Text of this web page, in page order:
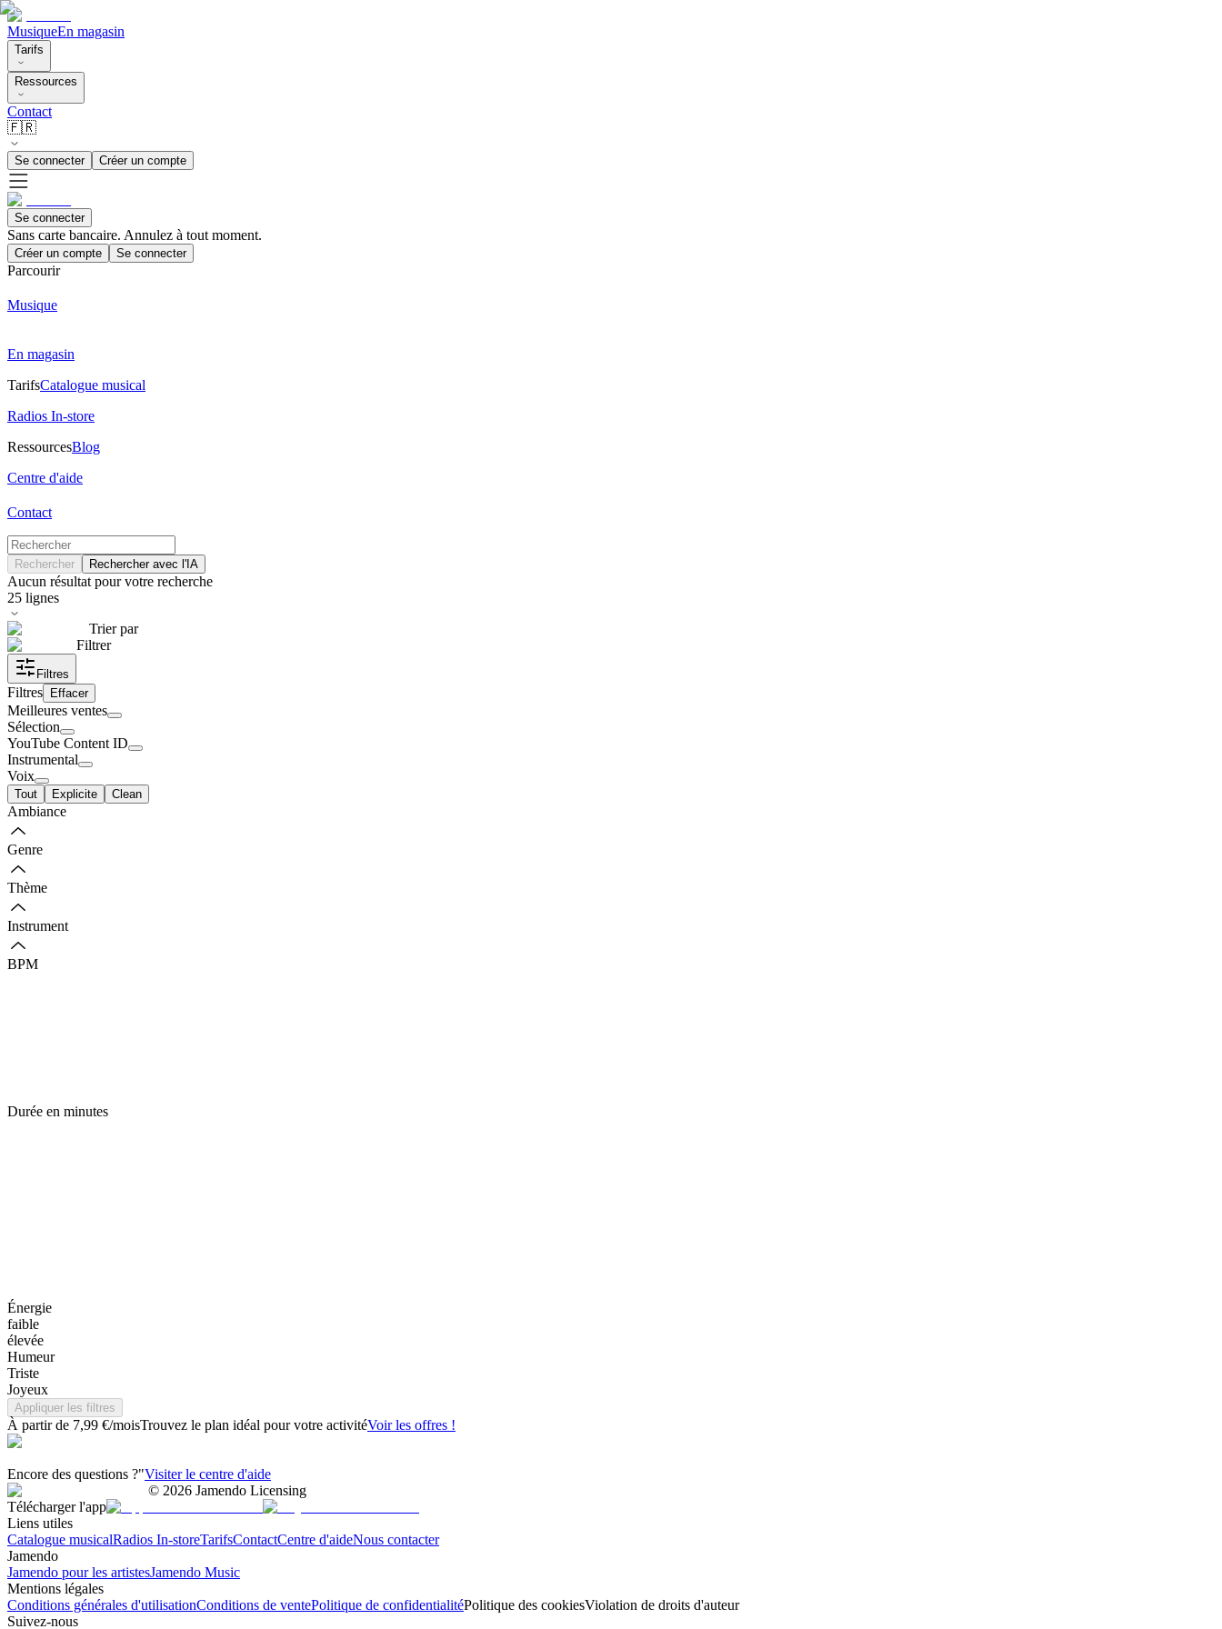
MusiqueEn magasin
Tarifs
Ressources
Contact
🇫🇷
Se connecter Créer un compte
Se connecter
Sans carte bancaire. Annulez à tout moment.
Créer un compte Se connecter
Parcourir
Musique
En magasin
TarifsCatalogue musical
Radios In-store
RessourcesBlog
Centre d'aide
Contact
Rechercher Rechercher avec l'IA
Aucun résultat pour votre recherche
25 lignes
Trier par
Filtrer
Filtres
Filtres Effacer
Meilleures ventes
Sélection
YouTube Content ID
Instrumental
Voix
Tout Explicite Clean
Ambiance
Genre
Thème
Instrument
BPM
Durée en minutes
Énergie
faible
élevée
Humeur
Triste
Joyeux
Appliquer les filtres
À partir de 7,99 €/moisTrouvez le plan idéal pour votre activitéVoir les offres !
Encore des questions ?"Visiter le centre d'aide
© 2026 Jamendo Licensing
Télécharger l'app
Liens utiles
Catalogue musicalRadios In-storeTarifsContactCentre d'aideNous contacter
Jamendo
Jamendo pour les artistesJamendo Music
Mentions légales
Conditions générales d'utilisationConditions de ventePolitique de confidentialitéPolitique des cookiesViolation de droits d'auteur
Suivez-nous